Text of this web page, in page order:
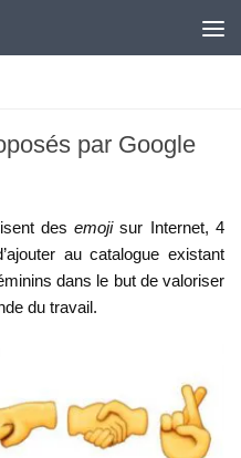
par Google
desemojisur Internet, 4
au catalogue existant
dans le but de valoriser
du travail.